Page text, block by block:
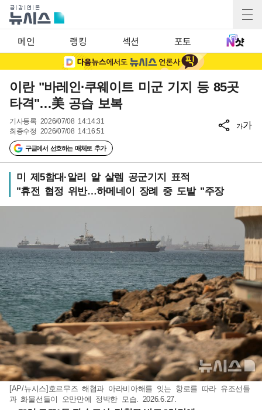
메인 랭킹 섹션 포토
이란 "바레인·쿠웨이트 미군 기지 등 85곳
타격"…美 공습 보복
기사등록 2026/07/08 14:14:31
최종수정 2026/07/08 14:16:51
구글에서 선호하는 매체로 추가
가가
미 제5함대·알리 알 살렘 공군기지 표적
"휴전 협정 위반…하메네이 장례 중 도발 "주장
[AP/뉴시스]호르무즈 해협과 아라비아해를 잇는 항로를 따라 유조선들
과 화물선들이 오만만에 정박한 모습. 2026.6.27.